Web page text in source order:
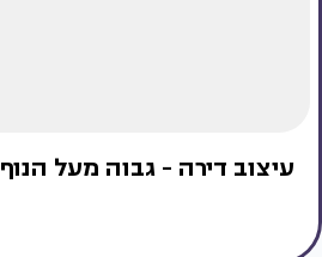
עיצוב דירה - גבוה מעל הנוף